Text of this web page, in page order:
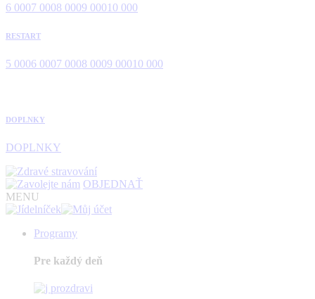
6 0007 0008 0009 00010 000
RESTART
5 0006 0007 0008 0009 00010 000
DOPLNKY
DOPLNKY
OBJEDNAŤ
MENU
Programy
Pre každý deň